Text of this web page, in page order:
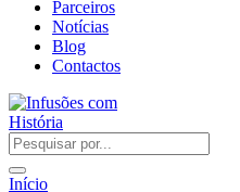
Parceiros
Notícias
Blog
Contactos
Início